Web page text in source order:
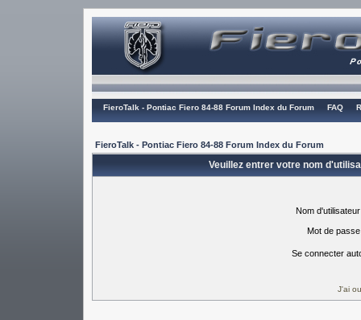
FieroTalk - Pontiac Fiero 84-88 Forum Index du Forum FAQ
FieroTalk - Pontiac Fiero 84-88 Forum Index du Forum
Veuillez entrer votre nom
Nom
Mot de
Se connecter
J'ai